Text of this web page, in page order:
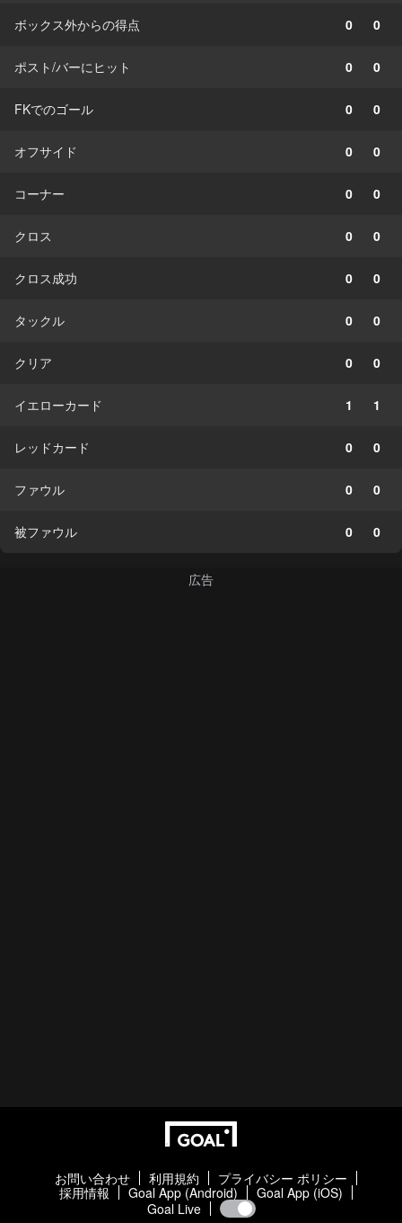
ボックス外からの得点 0 0
ポスト/バーにヒット 0 0
FKでのゴール 0 0
オフサイド 0 0
コーナー 0 0
クロス 0 0
クロス成功 0 0
タックル 0 0
クリア 0 0
イエローカード 1 1
レッドカード 0 0
ファウル 0 0
被ファウル 0 0
お問い合わせ 利用規約
プライバシー ポリシー
採用情報
Goal App (Android)
Goal App (iOS)
Goal Live